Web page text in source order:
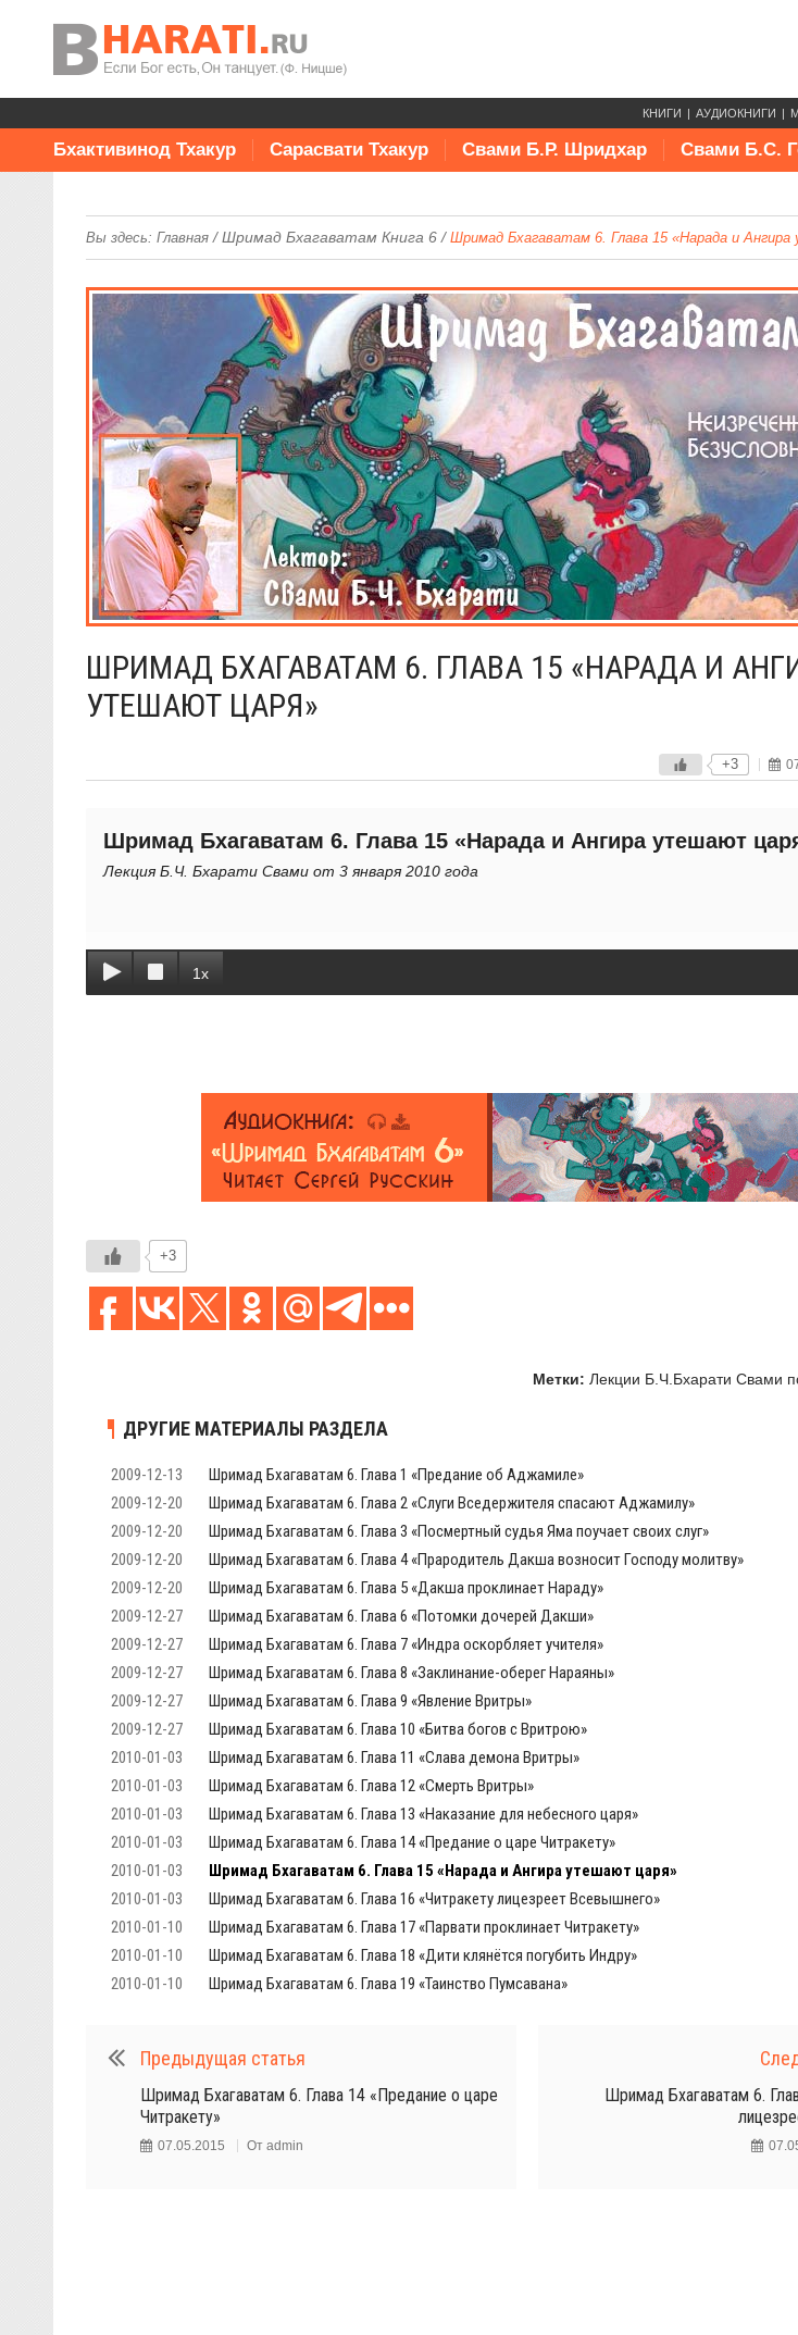
КНИГИ АУДИОКНИГИ
Бхактивинод Тхакур Сарасвати Тхакур Свами Б.Р. Шридхар Свами Б.С.
Вы здесь: Главная/Шримад Бхагаватам Книга 6/ Шримад Бхагаватам 6. Глава 15 «Нарада и
ШРИМАД БХАГАВАТАМ 6. ГЛАВА 15 «НАРАДА И
УТЕШАЮТ ЦАРЯ»
+3
Шримад Бхагаватам 6. Глава 15 «Нарада и Ангира утешают
Лекция Б.Ч. Бхарати Свами от 3 января 2010 года
1x
+3
Метки: Лекции Б.Ч.Бхарати Свами
ДРУГИЕ МАТЕРИАЛЫ РАЗДЕЛА
2009-12-13
Шримад Бхагаватам 6. Глава 1 «Предание об Аджамиле»
2009-12-20
Шримад Бхагаватам 6. Глава 2 «Слуги Вседержителя спасают Аджамилу»
2009-12-20
Шримад Бхагаватам 6. Глава 3 «Посмертный судья Яма поучает своих слуг»
2009-12-20
Шримад Бхагаватам 6. Глава 4 «Прародитель Дакша возносит Господу молитву»
2009-12-20
Шримад Бхагаватам 6. Глава 5 «Дакша проклинает Нараду»
2009-12-27
Шримад Бхагаватам 6. Глава 6 «Потомки дочерей Дакши»
2009-12-27
Шримад Бхагаватам 6. Глава 7 «Индра оскорбляет учителя»
2009-12-27
Шримад Бхагаватам 6. Глава 8 «Заклинание-оберег Нараяны»
2009-12-27
Шримад Бхагаватам 6. Глава 9 «Явление Вритры»
2009-12-27
Шримад Бхагаватам 6. Глава 10 «Битва богов с Вритрою»
2010-01-03
Шримад Бхагаватам 6. Глава 11 «Слава демона Вритры»
2010-01-03
Шримад Бхагаватам 6. Глава 12 «Смерть Вритры»
2010-01-03
Шримад Бхагаватам 6. Глава 13 «Наказание для небесного царя»
2010-01-03
Шримад Бхагаватам 6. Глава 14 «Предание о царе Читракету»
2010-01-03
Шримад Бхагаватам 6. Глава 15 «Нарада и Ангира утешают царя»
2010-01-03
Шримад Бхагаватам 6. Глава 16 «Читракету лицезреет Всевышнего»
2010-01-10
Шримад Бхагаватам 6. Глава 17 «Парвати проклинает Читракету»
2010-01-10
Шримад Бхагаватам 6. Глава 18 «Дити клянётся погубить Индру»
2010-01-10
Шримад Бхагаватам 6. Глава 19 «Таинство Пумсавана»
Предыдущая статья
Шримад Бхагаватам 6. Глава 14 «Предание о царе
Читракету»
07.05.2015 От admin
Шримад Бхагаватам 6.